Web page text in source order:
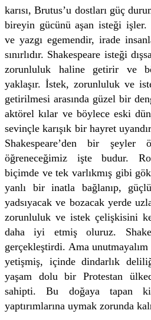
karısı, Brutus’u dostları güç
bireyin gücünü aşan isteği
ve yazgı egemendir, irade
sınırlıdır. Shakespeare isteği
zorunluluk haline getirir ve
yaklaşır. İstek, zorunluluk ve
getirilmesi arasında güzel bir
aktörel kılar ve böylece eski
sevinçle karışık bir hayret
Shakespeare’den bir şeyler
öğreneceğimiz işte budur.
biçimde ve tek varlıkmış gibi
yanlı bir inatla bağlanıp,
yadsıyacak ve bozacak yerde
zorunluluk ve istek çelişkisini
daha iyi etmiş oluruz.
gerçekleştirdi. Ama
yetişmiş, içinde dindarlık
yaşam dolu bir Protestan
sahipti. Bu doğaya tapan
yaptırımlarına uymak zorunda